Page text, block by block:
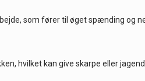
som fører til øget spænding og
hvilket kan give skarpe eller